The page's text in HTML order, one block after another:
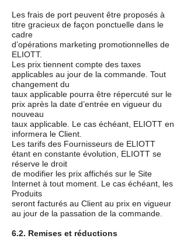
Les frais de port peuvent être proposés à
titre gracieux de façon ponctuelle dans le
cadre
d’opérations marketing promotionnelles de
ELIOTT.
Les prix tiennent compte des taxes
applicables au jour de la commande. Tout
changement du
taux applicable pourra être répercuté sur le
prix après la date d’entrée en vigueur du
nouveau
taux applicable. Le cas échéant, ELIOTT en
informera le Client.
Les tarifs des Fournisseurs de ELIOTT
étant en constante évolution, ELIOTT se
réserve le droit
de modifier les prix affichés sur le Site
Internet à tout moment. Le cas échéant, les
Produits
seront facturés au Client au prix en vigueur
au jour de la passation de la commande.
6.2. Remises et réductions